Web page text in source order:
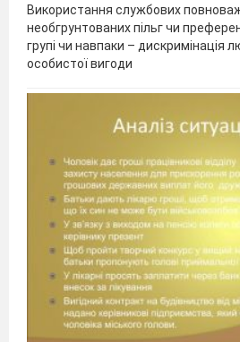
Використання службових
необгрунтованих пільг чи
групі чи навпаки – дискримінація
особистої вигоди